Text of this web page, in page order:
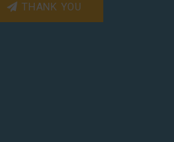
THANK YOU